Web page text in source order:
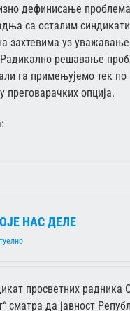
дефинисање
са осталим
захтевима уз уважавање
решавање
га примењујемо тек по
опција.
НАС ДЕЛЕ
просветних радника
сматра да јавност